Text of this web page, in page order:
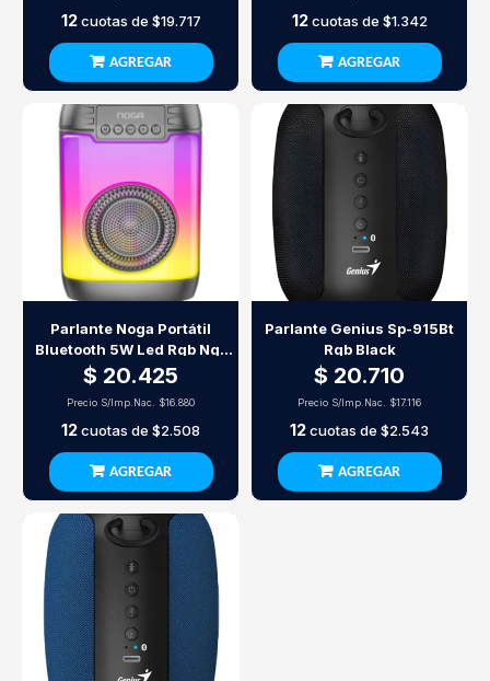
12cuotas de $19.717
AGREGAR
12cuotas de $1.342
AGREGAR
Parlante Noga Portátil
Bluetooth 5W Led Rgb Ng-
Bt640 Con Manija Y Mic In
$ 20.425
Precio S/Imp.Nac. $16.880
12cuotas de $2.508
AGREGAR
Parlante Genius Sp-915Bt
Rgb Black
$ 20.710
Precio S/Imp.Nac. $17.116
12cuotas de $2.543
AGREGAR